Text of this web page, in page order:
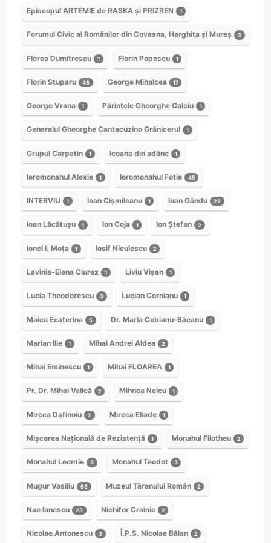
Episcopul ARTEMIE de RASKA și PRIZREN 1
Forumul Civic al Românilor din Covasna, Harghita și Mureș 3
Florea Dumitrescu 1 Florin Popescu 1
Florin Stuparu 45 George Mihalcea 17
George Vrana 1 Părintele Gheorghe Calciu 1
Generalul Gheorghe Cantacuzino Grănicerul 1
Grupul Carpatin 1 Icoana din adânc 1
Ieromonahul Alexie 1 Ieromonahul Fotie 45
INTERVIU 1 Ioan Cișmileanu 1 Ioan Gându 22
Ioan Lăcătușu 1 Ion Coja 1 Ion Ștefan 2
Ionel I. Moța 1 Iosif Niculescu 2
Lavinia-Elena Ciurez 1 Liviu Vișan 1
Lucia Theodorescu 3 Lucian Cornianu 1
Maica Ecaterina 5 Dr. Maria Cobianu-Băcanu 1
Marian Ilie 1 Mihai Andrei Aldea 2
Mihai Eminescu 1 Mihai FLOAREA 1
Pr. Dr. Mihai Valică 7 Mihnea Neicu 1
Mircea Dafinoiu 2 Mircea Eliade 1
Mișcarea Națională de Rezistență 1 Monahul Filotheu 2
Monahul Leontie 3 Monahul Teodot 3
Mugur Vasiliu 63 Muzeul Țăranului Român 2
Nae Ionescu 23 Nichifor Crainic 2
Nicolae Antonescu 3 Î.P.S. Nicolae Bălan 2